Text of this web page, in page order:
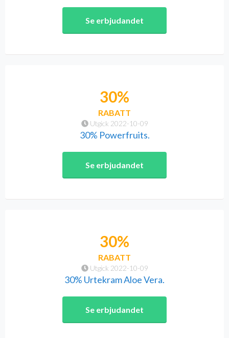
Se erbjudandet
Utgick 2022-10-09
30%
RABATT
30% Powerfruits.
Se erbjudandet
Utgick 2022-10-09
30%
RABATT
30% Urtekram Aloe Vera.
Se erbjudandet